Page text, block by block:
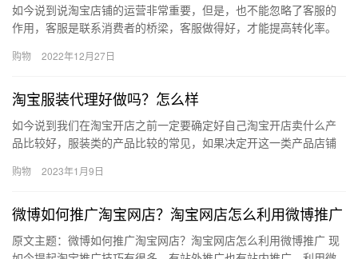
如今说到说淘宝店铺的运营非常重要，但是，也不能忽略了客服的
作用，客服是联系消费者的桥梁，客服做得好，才能提高转化率。
吧。一、…
购物 2022年12月27日
淘宝服装代理好做吗？怎么样
如今说到我们在淘宝开店之前一定要确定好自己淘宝开店卖什么产
品比较好，服装类的产品比较的常见，如果决定开这一类产品店铺
下面来…
购物 2023年1月9日
微博如何推广淘宝网店？淘宝网店怎么利用微博推广
原文主题：微博如何推广淘宝网店？淘宝网店怎么利用微博推广 现